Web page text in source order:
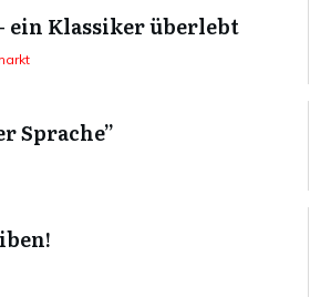
ein Klassiker überlebt
Sprache”